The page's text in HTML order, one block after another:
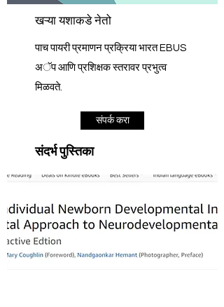
खऱ्या यशाकडे नेतो
पाच पायरी प्रमाणन प्रक्रिया भारत EBUS
अॅप आणि प्रशिक्षक स्तरावर प्रभुत्व
मिळवते.
संपर्क करा
संदर्भ पुस्तिका